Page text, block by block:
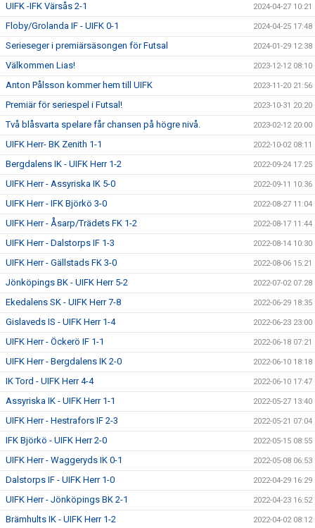
UIFK -IFK Värsås 2-1 2024-04-27 10:21
Floby/Grolanda IF - UIFK 0-1 2024-04-25 17:48
Serieseger i premiärsäsongen för Futsal 2024-01-29 12:38
Välkommen Lias! 2023-12-12 08:10
Anton Pålsson kommer hem till UIFK 2023-11-20 21:56
Premiär för seriespel i Futsal! 2023-10-31 20:20
Två blåsvarta spelare får chansen på högre nivå. 2023-02-12 20:00
UIFK Herr- BK Zenith 1-1 2022-10-02 08:11
Bergdalens IK - UIFK Herr 1-2 2022-09-24 17:25
UIFK Herr - Assyriska IK 5-0 2022-09-11 10:36
UIFK Herr - IFK Björkö 3-0 2022-08-27 11:04
UIFK Herr - Åsarp/Trädets FK 1-2 2022-08-17 11:44
UIFK Herr - Dalstorps IF 1-3 2022-08-14 10:30
UIFK Herr - Gällstads FK 3-0 2022-08-06 15:21
Jönköpings BK - UIFK Herr 5-2 2022-07-02 07:28
Ekedalens SK - UIFK Herr 7-8 2022-06-29 18:35
Gislaveds IS - UIFK Herr 1-4 2022-06-23 23:00
UIFK Herr - Öckerö IF 1-1 2022-06-18 07:21
UIFK Herr - Bergdalens IK 2-0 2022-06-10 18:18
IK Tord - UIFK Herr 4-4 2022-06-10 17:47
Assyriska IK - UIFK Herr 1-1 2022-05-27 13:40
UIFK Herr - Hestrafors IF 2-3 2022-05-21 07:04
IFK Björkö - UIFK Herr 2-0 2022-05-15 08:55
UIFK Herr - Waggeryds IK 0-1 2022-05-08 06:53
Dalstorps IF - UIFK Herr 1-0 2022-04-29 16:29
UIFK Herr - Jönköpings BK 2-1 2022-04-23 16:52
Brämhults IK - UIFK Herr 1-2 2022-04-02 08:12